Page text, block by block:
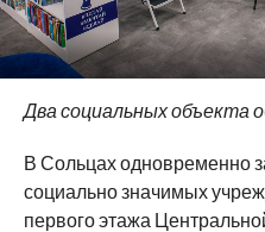
Два социальных объекта
В Сольцах одновременно
социально значимых
первого этажа